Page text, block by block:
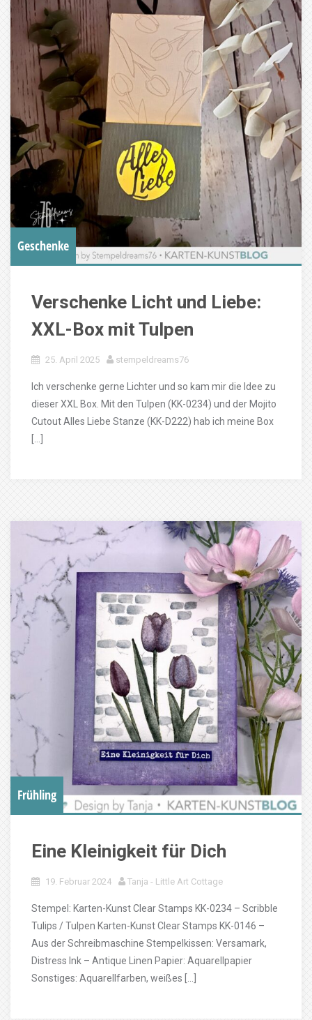
Geschenke
Verschenke Licht und Liebe:
XXL-Box mit Tulpen
25. April 2025 stempeldreams76
Ich verschenke gerne Lichter und so kam mir die Idee zu
dieser XXL Box. Mit den Tulpen (KK-0234) und der Mojito
Cutout Alles Liebe Stanze (KK-D222) hab ich meine Box
Frühling
Eine Kleinigkeit für Dich
19. Februar 2024 Tanja - Little Art Cottage
Stempel: Karten-Kunst Clear Stamps KK-0234 – Scribble
Tulips / Tulpen Karten-Kunst Clear Stamps KK-0146 –
Aus der Schreibmaschine Stempelkissen: Versamark,
Distress Ink – Antique Linen Papier: Aquarellpapier
Sonstiges: Aquarellfarben, weißes […]